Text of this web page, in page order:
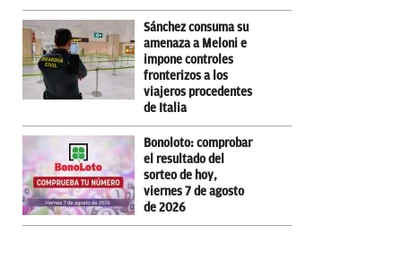
Sánchez consuma su
amenaza a Meloni e
impone controles
fronterizos a los
viajeros procedentes
de Italia
Bonoloto: comprobar
el resultado del
sorteo de hoy,
viernes 7 de agosto
de 2026